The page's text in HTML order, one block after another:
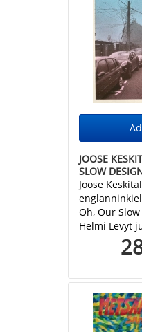
JOOSE
SLOW
Joose
Oh, Our
Helmi Levyt